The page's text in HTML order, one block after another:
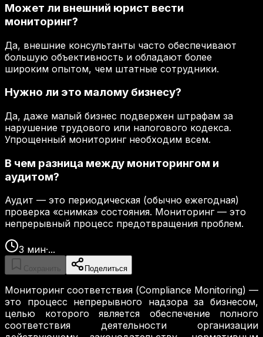
Может ли внешний юрист вести
мониторинг?
Да, внешние консультанты часто обеспечивают
большую объективность и обладают более
широким опытом, чем штатные сотрудники.
Нужно ли это малому бизнесу?
Да, даже малый бизнес подвержен штрафам за
нарушение трудового или налогового кодекса.
Упрощенный мониторинг необходим всем.
В чем разница между мониторингом и
аудитом?
Аудит — это периодическая (обычно ежегодная)
проверка «снимка» состояния. Мониторинг — это
непрерывный процесс предотвращения проблем.
3 мин·...
Сохранить Поделиться
Мониторинг соответствия (Compliance Monitoring) —
это процесс непрерывного надзора за бизнесом,
целью которого является обеспечение полного
соответствия деятельности организации